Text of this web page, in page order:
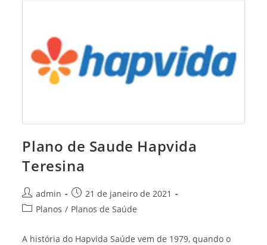
Plano de Saude Hapvida
Teresina
Post
author:
admin
Post
published:
21 de janeiro de 2021
PostPlanos / Planos de Saúde
A história do Hapvida Saúde vem de 1979, quando o